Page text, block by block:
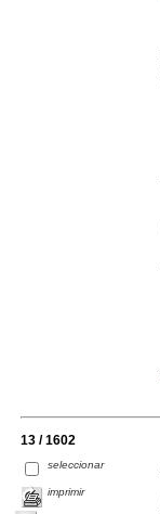
13 / 1602
seleccionar
imprimir